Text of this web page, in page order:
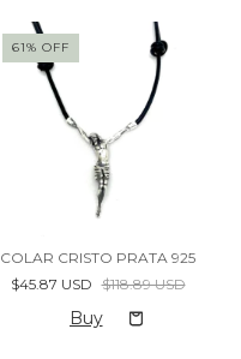
61% OFF
COLAR CRISTO PRATA 925
$45.87 USD $118.89 USD